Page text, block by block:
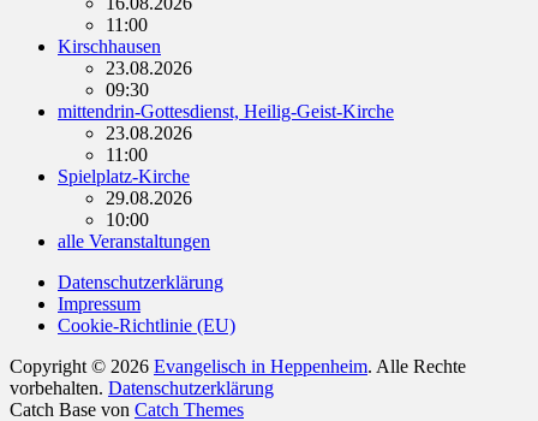
11:00
Kirschhausen
23.08.2026
09:30
mittendrin-Gottesdienst, Heilig-Geist-Kirche
23.08.2026
11:00
Spielplatz-Kirche
29.08.2026
10:00
alle Veranstaltungen
Datenschutzerklärung
Impressum
Cookie-Richtlinie (EU)
Copyright © 2026 Evangelisch in Heppenheim. Alle Rechte
vorbehalten. Datenschutzerklärung
Catch Base von Catch Themes